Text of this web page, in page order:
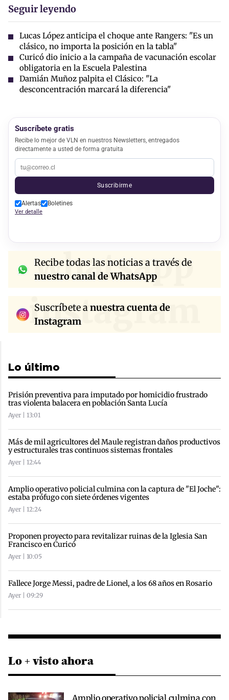
Seguir leyendo
Lucas López anticipa el choque ante Rangers: "Es un
clásico, no importa la posición en la tabla"
Curicó dio inicio a la campaña de vacunación escolar
obligatoria en la Escuela Palestina
Damián Muñoz palpita el Clásico: "La
desconcentración marcará la diferencia"
Suscríbete gratis
Recibe lo mejor de VLN en nuestros Newsletters, entregados
directamente a usted de forma gratuita
Suscribirme
Alertas Boletines
Ver detalle
whatsapp
Recibe todas las noticias a través de
nuestro canal de WhatsApp
instagram
Suscríbete anuestra cuenta de
Instagram
Lo último
Prisión preventiva para imputado por homicidio frustrado
tras violenta balacera en población Santa Lucía
Ayer | 13:01
Más de mil agricultores del Maule registran daños productivos
y estructurales tras continuos sistemas frontales
Ayer | 12:44
Amplio operativo policial culmina con la captura de "El Joche":
estaba prófugo con siete órdenes vigentes
Ayer | 12:24
Proponen proyecto para revitalizar ruinas de la Iglesia San
Francisco en Curicó
Ayer | 10:05
Fallece Jorge Messi, padre de Lionel, a los 68 años en Rosario
Ayer | 09:29
Lo + visto ahora